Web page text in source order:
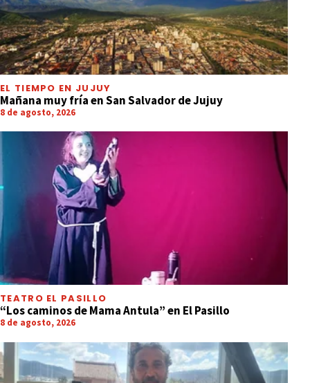
EL TIEMPO EN JUJUY
Mañana muy fría en San Salvador de Jujuy
8 de agosto, 2026
TEATRO EL PASILLO
“Los caminos de Mama Antula” en El Pasillo
8 de agosto, 2026